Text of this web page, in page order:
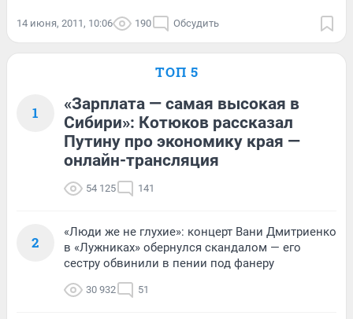
14 июня, 2011, 10:06 190 Обсудить
ТОП 5
1
«Зарплата — самая высокая в
Сибири»: Котюков рассказал
Путину про экономику края —
онлайн-трансляция
54 125 141
2
«Люди же не глухие»: концерт Вани Дмитриенко
в «Лужниках» обернулся скандалом — его
сестру обвинили в пении под фанеру
30 932 51